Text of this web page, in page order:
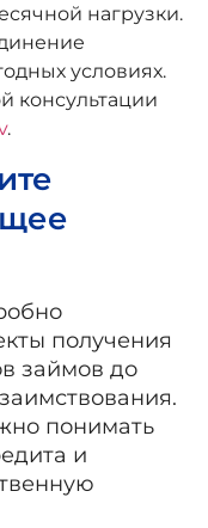
нагрузки.
условиях.
консультации
.
получения
займов до
понимать
и